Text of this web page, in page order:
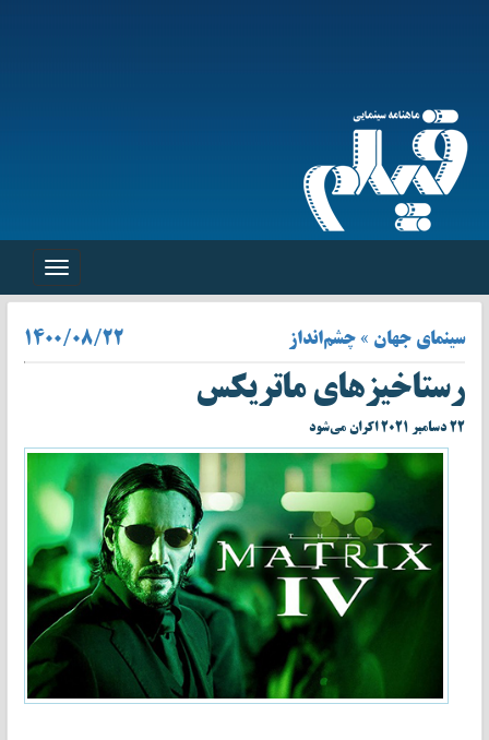
Toggle
سینمای جهان » چشم‌انداز ۱۴۰۰/۰۸/۲۲
رستاخیزهای ماتریکس
۲۲ دسامبر ۲۰۲۱ اکران می‌شود